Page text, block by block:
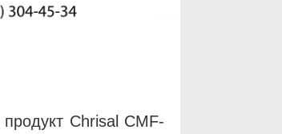
Chrisal CMF-